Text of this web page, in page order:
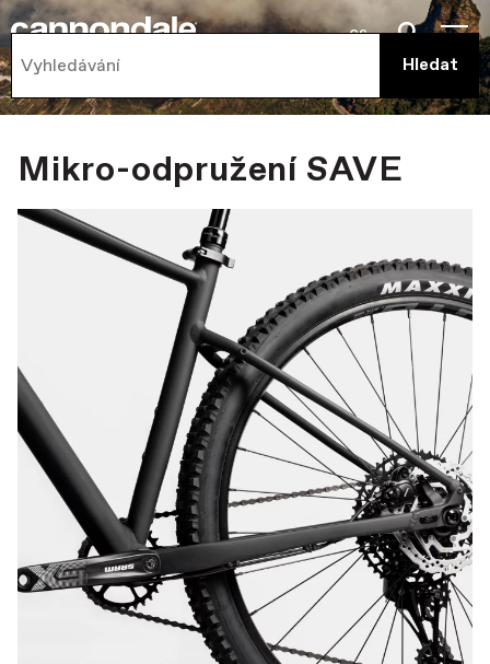
cs
Mikro-odpružení SAVE